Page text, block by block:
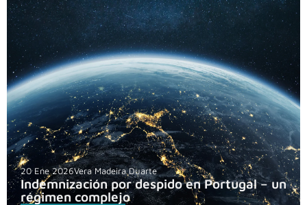
Indemnización por despido en Portugal – un
régimen complejo
20 Ene 2026Vera Madeira Duarte